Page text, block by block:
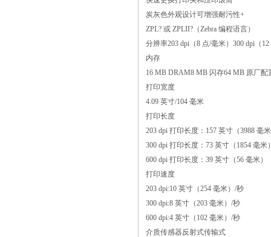
炭灰色外观设计可增强耐污性+
ZPL? 或 ZPLII?（Zebra 编程语言）
分辨率203 dpi（8 点/毫米）300 dpi（
内存
16 MB DRAM8 MB 闪存64 MB 原厂
打印宽度
4.09 英寸/104 毫米
打印长度
203 dpi 打印长度：157 英寸（3988 毫
300 dpi 打印长度：73 英寸（1854 毫米
600 dpi 打印长度：39 英寸（56 毫米）
打印速度
203 dpi:10 英寸（254 毫米）/秒
300 dpi:8 英寸（203 毫米）/秒
600 dpi:4 英寸（102 毫米）/秒
介质传感器反射式传输式